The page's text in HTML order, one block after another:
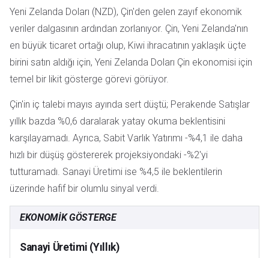
Yeni Zelanda Doları (NZD), Çin'den gelen zayıf ekonomik
veriler dalgasının ardından zorlanıyor. Çin, Yeni Zelanda'nın
en büyük ticaret ortağı olup, Kiwi ihracatının yaklaşık üçte
birini satın aldığı için, Yeni Zelanda Doları Çin ekonomisi için
temel bir likit gösterge görevi görüyor.
Çin'in iç talebi mayıs ayında sert düştü; Perakende Satışlar
yıllık bazda %0,6 daralarak yatay okuma beklentisini
karşılayamadı. Ayrıca, Sabit Varlık Yatırımı -%4,1 ile daha
hızlı bir düşüş göstererek projeksiyondaki -%2'yi
tutturamadı. Sanayi Üretimi ise %4,5 ile beklentilerin
üzerinde hafif bir olumlu sinyal verdi.
EKONOMIK GÖSTERGE
Sanayi Üretimi (Yıllık)